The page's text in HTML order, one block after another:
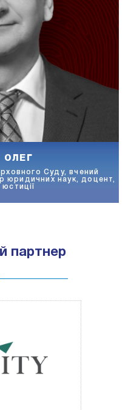
МИХАЙЛО
суду у складі
юридичних наук, професор,
юрист України
партнер